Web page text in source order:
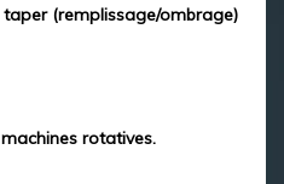
(remplissage/ombrage)
rotatives.